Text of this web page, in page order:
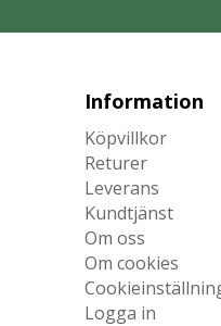
Information
Köpvillkor
Returer
Leverans
Kundtjänst
Om oss
Om cookies
Logga in